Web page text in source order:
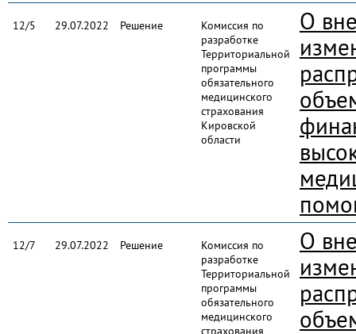
12/5 29.07.2022 Решение
Комиссия по
разработке
Территориальной
программы
обязательного
медицинского
страхования
Кировской
области
О
12/7 29.07.2022 Решение
Комиссия по
разработке
Территориальной
программы
обязательного
медицинского
страхования
О